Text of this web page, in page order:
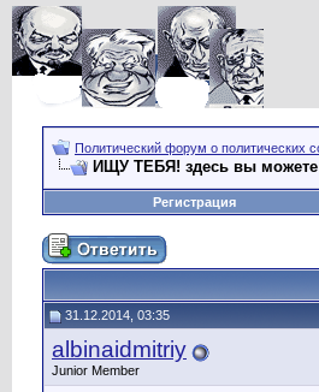
Политический форум о политических
ИЩУ ТЕБЯ! здесь вы можете
Регистрация
31.12.2014, 03:35
albinaidmitriy
Junior Member